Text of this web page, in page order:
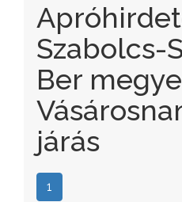
Szabolcs-
Ber
járás
1